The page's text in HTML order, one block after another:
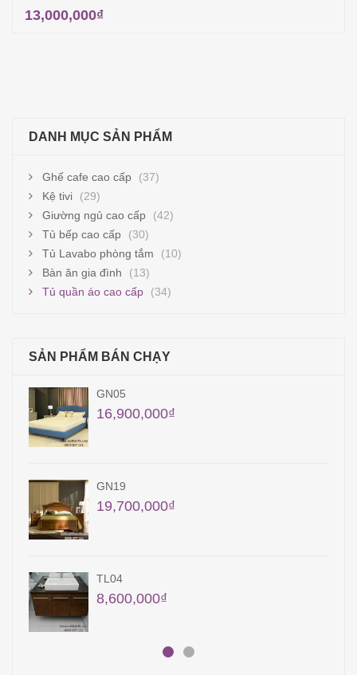
13,000,000₫
DANH MỤC SẢN PHẨM
Ghế cafe cao cấp
(37)
Kệ tivi
(29)
Giường ngủ cao cấp
(42)
Tủ bếp cao cấp
(30)
Tủ Lavabo phòng tắm
(10)
Bàn ăn gia đình
(13)
Tủ quần áo cao cấp
(34)
SẢN PHẨM BÁN CHẠY
QA11
12,960,000₫
TB29
24,000,000₫
QA23
18,000,000